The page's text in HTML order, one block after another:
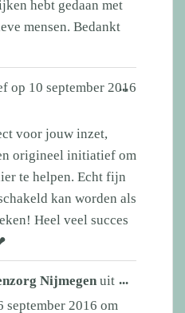
hebt gedaan met
mensen. Bedankt
op 10 september 2016
voor jouw inzet,
origineel initiatief om
te helpen. Echt fijn
kan worden als
Heel veel succes
...Wissel
Nijmegen uit
september 2016 om
...Wissel